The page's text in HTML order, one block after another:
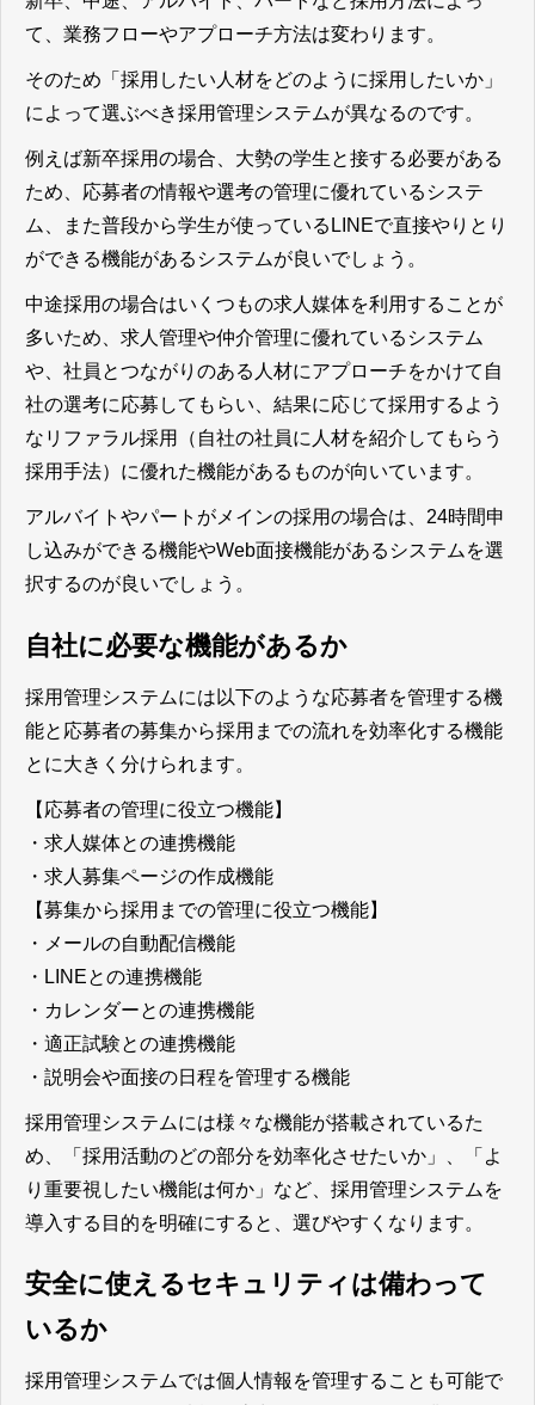
て、業務フローやアプローチ方法は変わります。
そのため 「採用したい人材をどのように採用したいか」
によって選ぶべき採用管理システムが異なるのです。
例えば新卒採用の場合、大勢の学生と接する必要がある
ため、応募者の情報や選考の管理に優れているシステ
ム、また普段から学生が使っているLINEで直接やりとり
ができる機能があるシステムが良いでしょう。
中途採用の場合はいくつもの求人媒体を利用することが
多いため、求人管理や仲介管理に優れているシステム
や、社員とつながりのある人材にアプローチをかけて自
社の選考に応募してもらい、結果に応じて採用するよう
なリファラル採用（自社の社員に人材を紹介してもらう
採用手法）に優れた機能があるものが向いています。
アルバイトやパートがメインの採用の場合は、24時間申
し込みができる機能やWeb面接機能があるシステムを選
択するのが良いでしょう。
自社に必要な機能があるか
採用管理システムには以下のような応募者を管理する機
能と応募者の募集から採用までの流れを効率化する機能
とに大きく分けられます。
【応募者の管理に役立つ機能】
・求人媒体との連携機能
・求人募集ページの作成機能
【募集から採用までの管理に役立つ機能】
・メールの自動配信機能
・LINEとの連携機能
・カレンダーとの連携機能
・適正試験との連携機能
・説明会や面接の日程を管理する機能
採用管理システムには様々な機能が搭載されているた
め、「採用活動のどの部分を効率化させたいか」、「よ
り重要視したい機能は何か」など、採用管理システムを
導入する目的を明確にすると、選びやすくなります。
安全に使えるセキュリティは備わって
いるか
採用管理システムでは個人情報を管理することも可能で